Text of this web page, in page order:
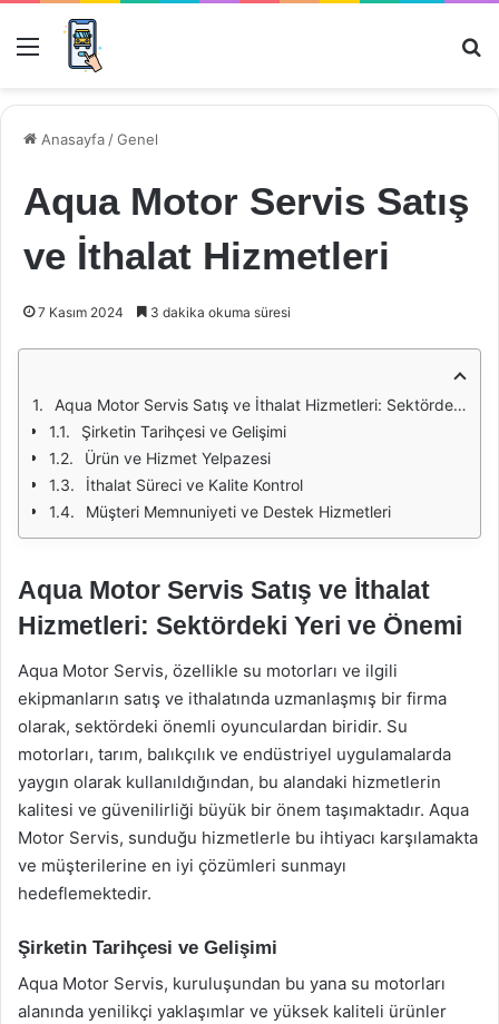
Menü
Anasayfa /Genel
Aqua Motor Servis Satış
ve İthalat Hizmetleri
7 Kasım 2024 3 dakika okuma süresi
Aqua Motor Servis Satış ve İthalat Hizmetleri: Sektördeki Yeri ve Önemi
Şirketin Tarihçesi ve Gelişimi
Ürün ve Hizmet Yelpazesi
İthalat Süreci ve Kalite Kontrol
Müşteri Memnuniyeti ve Destek Hizmetleri
Aqua Motor Servis Satış ve İthalat
Hizmetleri: Sektördeki Yeri ve Önemi
Aqua Motor Servis, özellikle su motorları ve ilgili
ekipmanların satış ve ithalatında uzmanlaşmış bir firma
olarak, sektördeki önemli oyunculardan biridir. Su
motorları, tarım, balıkçılık ve endüstriyel uygulamalarda
yaygın olarak kullanıldığından, bu alandaki hizmetlerin
kalitesi ve güvenilirliği büyük bir önem taşımaktadır. Aqua
Motor Servis, sunduğu hizmetlerle bu ihtiyacı karşılamakta
ve müşterilerine en iyi çözümleri sunmayı
hedeflemektedir.
Şirketin Tarihçesi ve Gelişimi
Aqua Motor Servis, kuruluşundan bu yana su motorları
alanında yenilikçi yaklaşımlar ve yüksek kaliteli ürünler